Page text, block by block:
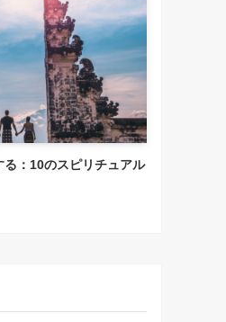
：10のスピリチュアル